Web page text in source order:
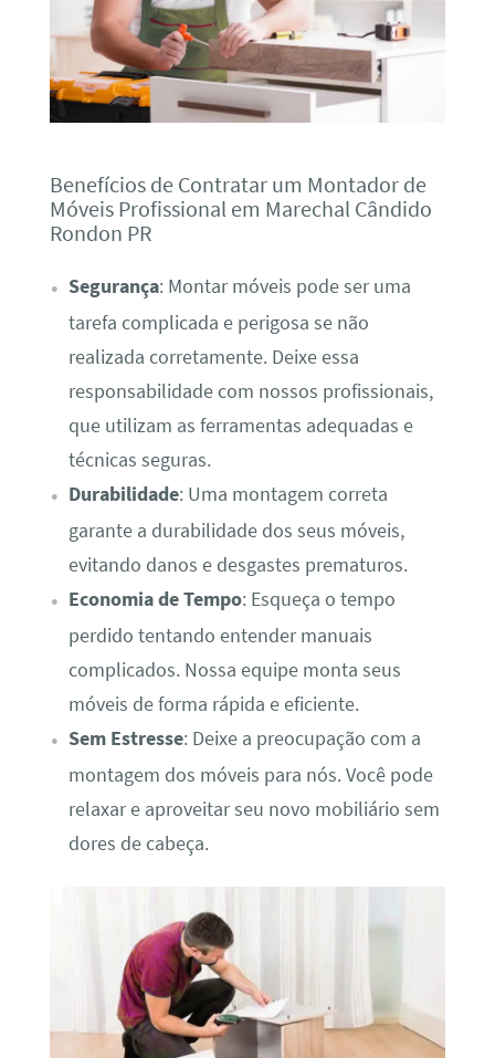
Benefícios de Contratar um Montador de
Móveis Profissional em Marechal Cândido
Rondon PR
Segurança: Montar móveis pode ser uma
tarefa complicada e perigosa se não
realizada corretamente. Deixe essa
responsabilidade com nossos profissionais,
que utilizam as ferramentas adequadas e
técnicas seguras.
Durabilidade: Uma montagem correta
garante a durabilidade dos seus móveis,
evitando danos e desgastes prematuros.
Economia de Tempo: Esqueça o tempo
perdido tentando entender manuais
complicados. Nossa equipe monta seus
móveis de forma rápida e eficiente.
Sem Estresse: Deixe a preocupação com a
montagem dos móveis para nós. Você pode
relaxar e aproveitar seu novo mobiliário sem
dores de cabeça.